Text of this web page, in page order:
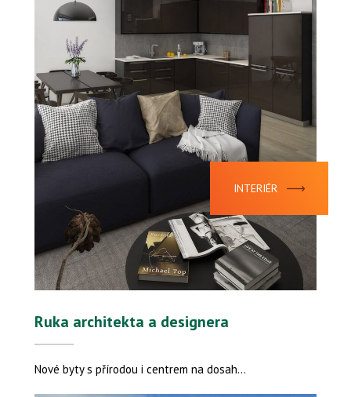
INTERIÉR
Ruka architekta a designera
Nové byty s přírodou i centrem na dosah...